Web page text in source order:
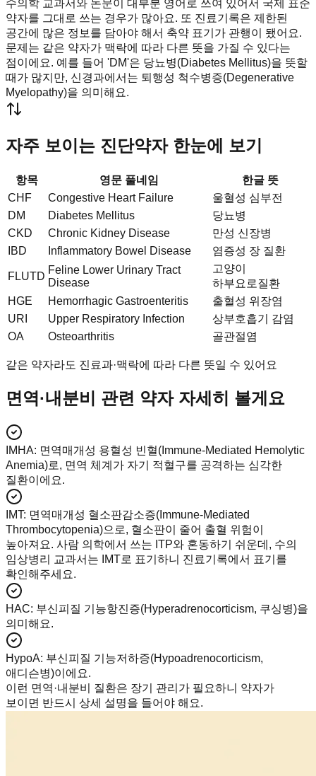
수의학 교과서와 논문이 대부분 영어로 쓰여 있어서 국제 표준
약자를 그대로 쓰는 경우가 많아요. 또 진료기록은 제한된
공간에 많은 정보를 담아야 해서 축약 표기가 관행이 됐어요.
문제는 같은 약자가 맥락에 따라 다른 뜻을 가질 수 있다는
점이에요. 예를 들어 'DM'은 당뇨병(Diabetes Mellitus)을 뜻할
때가 많지만, 신경과에서는 퇴행성 척수병증(Degenerative
Myelopathy)을 의미해요.
자주 보이는 진단약자 한눈에 보기
항목 영문 풀네임
한글 뜻
CHF
Congestive Heart Failure
울혈성 심부전
DM
Diabetes Mellitus
당뇨병
CKD
Chronic Kidney Disease
만성 신장병
IBD
Inflammatory Bowel Disease 염증성 장 질환
FLUTD
Feline Lower Urinary Tract
Disease
고양이
하부요로질환
HGE
Hemorrhagic Gastroenteritis
출혈성 위장염
URI
Upper Respiratory Infection
상부호흡기 감염
OA
Osteoarthritis 골관절염
같은 약자라도 진료과·맥락에 따라 다른 뜻일 수 있어요
면역·내분비 관련 약자 자세히 볼게요
IMHA: 면역매개성 용혈성 빈혈(Immune-Mediated Hemolytic
Anemia)로, 면역 체계가 자기 적혈구를 공격하는 심각한
질환이에요.
IMT: 면역매개성 혈소판감소증(Immune-Mediated
Thrombocytopenia)으로, 혈소판이 줄어 출혈 위험이
높아져요. 사람 의학에서 쓰는 ITP와 혼동하기 쉬운데, 수의
임상병리 교과서는 IMT로 표기하니 진료기록에서 표기를
확인해주세요.
HAC: 부신피질 기능항진증(Hyperadrenocorticism, 쿠싱병)을
의미해요.
HypoA: 부신피질 기능저하증(Hypoadrenocorticism,
애디슨병)이에요.
이런 면역·내분비 질환은 장기 관리가 필요하니 약자가
보이면 반드시 상세 설명을 들어야 해요.